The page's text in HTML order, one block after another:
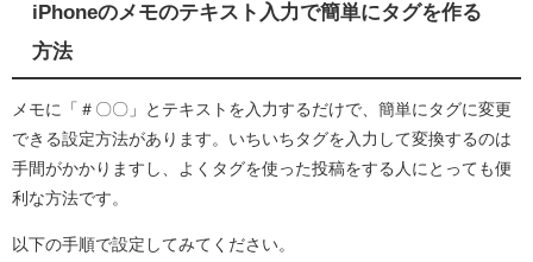
iPhoneのメモのテキスト入力で簡単にタグを作る
方法
メモに「＃〇〇」とテキストを入力するだけで、簡単にタグに変更
できる設定方法があります。いちいちタグを入力して変換するのは
手間がかかりますし、よくタグを使った投稿をする人にとっても便
利な方法です。
以下の手順で設定してみてください。